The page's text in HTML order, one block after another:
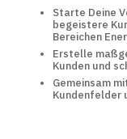
Starte Deine
begeistere
Bereichen
Erstelle
Kunden und
Gemeinsam
Kundenfelder